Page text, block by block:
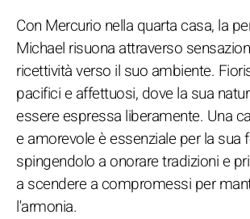
Con Mercurio nella quarta casa, la
Michael risuona attraverso
ricettività verso il suo ambiente.
pacifici e affettuosi, dove la sua
essere espressa liberamente. Una
e amorevole è essenziale per la sua
spingendolo a onorare tradizioni e
a scendere a compromessi per
l'armonia.